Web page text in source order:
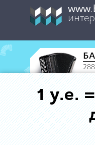
1 у.е.